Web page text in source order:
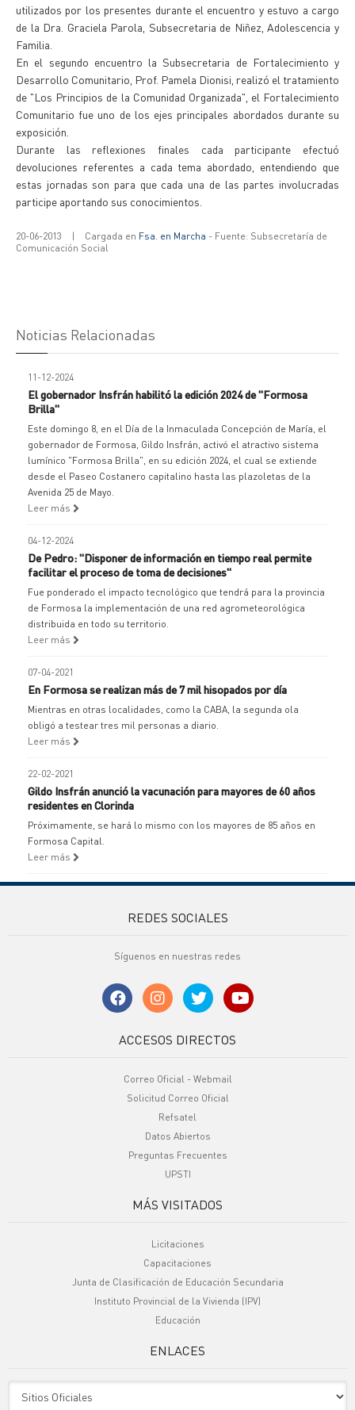
utilizados por los presentes durante el encuentro y estuvo a cargo
de la Dra. Graciela Parola, Subsecretaria de Niñez, Adolescencia y
Familia.
En el segundo encuentro la Subsecretaria de Fortalecimiento y
Desarrollo Comunitario, Prof. Pamela Dionisi, realizó el tratamiento
de "Los Principios de la Comunidad Organizada", el Fortalecimiento
Comunitario fue uno de los ejes principales abordados durante su
exposición.
Durante las reflexiones finales cada participante efectuó
devoluciones referentes a cada tema abordado, entendiendo que
estas jornadas son para que cada una de las partes involucradas
participe aportando sus conocimientos.
20-06-2013 | Cargada en Fsa. en Marcha - Fuente: Subsecretaría de
Comunicación Social
Noticias Relacionadas
11-12-2024
El gobernador Insfrán habilitó la edición 2024 de "Formosa
Brilla"
Este domingo 8, en el Día de la Inmaculada Concepción de María, el
gobernador de Formosa, Gildo Insfrán, activó el atractivo sistema
lumínico "Formosa Brilla", en su edición 2024, el cual se extiende
desde el Paseo Costanero capitalino hasta las plazoletas de la
Avenida 25 de Mayo.
Leer más
04-12-2024
De Pedro: "Disponer de información en tiempo real permite
facilitar el proceso de toma de decisiones"
Fue ponderado el impacto tecnológico que tendrá para la provincia
de Formosa la implementación de una red agrometeorológica
distribuida en todo su territorio.
Leer más
07-04-2021
En Formosa se realizan más de 7 mil hisopados por día
Mientras en otras localidades, como la CABA, la segunda ola
obligó a testear tres mil personas a diario.
Leer más
22-02-2021
Gildo Insfrán anunció la vacunación para mayores de 60 años
residentes en Clorinda
Próximamente, se hará lo mismo con los mayores de 85 años en
Formosa Capital.
Leer más
REDES SOCIALES
Síguenos en nuestras redes
ACCESOS DIRECTOS
Correo Oficial - Webmail
Solicitud Correo Oficial
Refsatel
Datos Abiertos
Preguntas Frecuentes
UPSTI
MÁS VISITADOS
Licitaciones
Capacitaciones
Junta de Clasificación de Educación Secundaria
Instituto Provincial de la Vivienda (IPV)
Educación
ENLACES